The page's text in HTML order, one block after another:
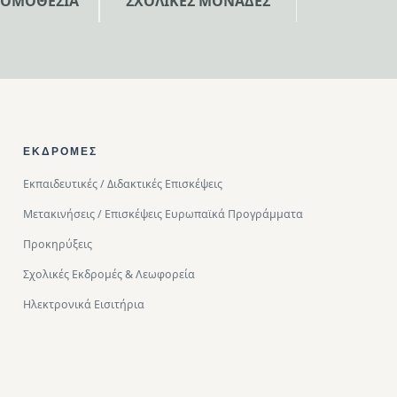
ΕΚΔΡΟΜΈΣ
Εκπαιδευτικές / Διδακτικές Επισκέψεις
Μετακινήσεις / Επισκέψεις Ευρωπαϊκά Προγράμματα
Προκηρύξεις
Σχολικές Εκδρομές & Λεωφορεία
Ηλεκτρονικά Εισιτήρια